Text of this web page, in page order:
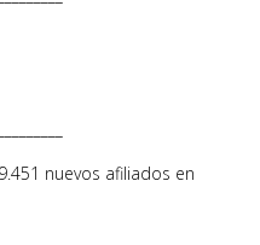
nuevos afiliados en